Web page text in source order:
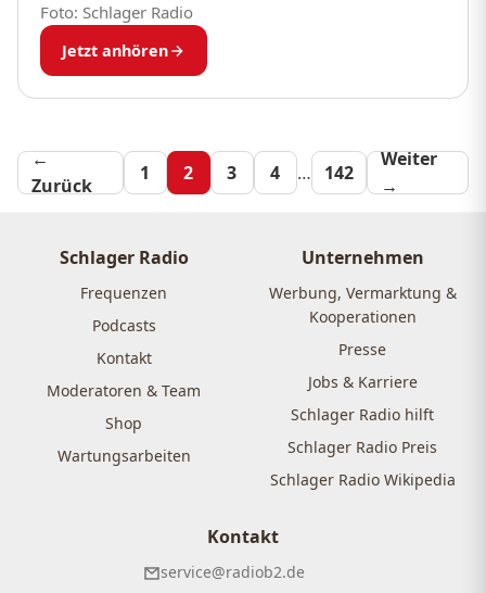
Foto: Schlager Radio
Jetzt anhören
der
←
Zurück
1 2 3 4 … 142
Weiter
→
Schlager Radio
Frequenzen
Podcasts
Kontakt
Moderatoren & Team
Shop
Wartungsarbeiten
Unternehmen
Werbung, Vermarktung &
Kooperationen
Presse
Jobs & Karriere
Schlager Radio hilft
Schlager Radio Preis
Schlager Radio Wikipedia
Kontakt
service@radiob2.de